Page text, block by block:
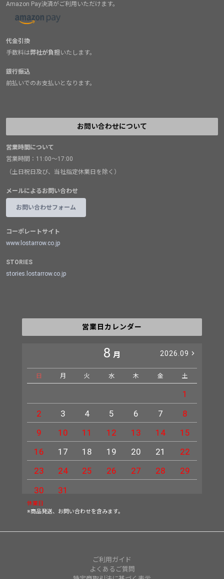
Amazon Pay決済がご利用いただけます。
代金引換
手数料は弊社が負担いたします。
銀行振込
前払いでのお支払いとなります。
お問い合わせについて
営業時間について
営業時間：11:00～17:00
（土日祝日及び、当社指定休業日を除く）
メールによるお問い合わせ
お問い合わせフォーム
コーポレートサイト
www.lostarrow.co.jp
STORIES
stories.lostarrow.co.jp
営業日カレンダー
8 月 2026.09
日 月 火 水 木 金 土
1
2
3 4 5 6 7
8
9
10 11 12 13 14
15
16
17 18 19 20 21
22
23
24 25 26 27 28
29
30
31
休業日
※商品発送、お問い合わせを含みます。
ご利用ガイド
よくあるご質問